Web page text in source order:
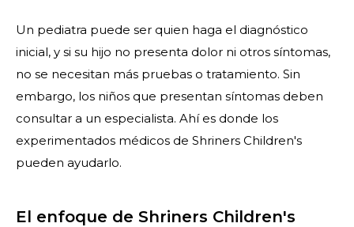
Un pediatra puede ser quien haga el diagnóstico
inicial, y si su hijo no presenta dolor ni otros síntomas,
no se necesitan más pruebas o tratamiento. Sin
embargo, los niños que presentan síntomas deben
consultar a un especialista. Ahí es donde los
experimentados médicos de Shriners Children's
pueden ayudarlo.
El enfoque de Shriners Children's